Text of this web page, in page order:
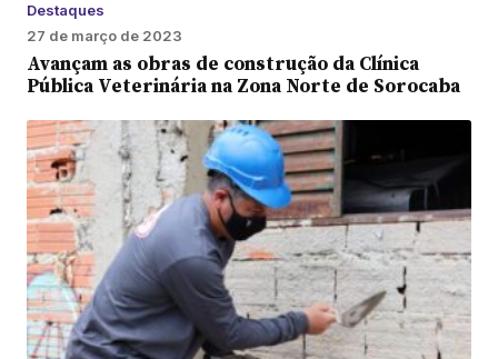
Destaques
27 de março de 2023
Avançam as obras de construção da Clínica
Pública Veterinária na Zona Norte de Sorocaba